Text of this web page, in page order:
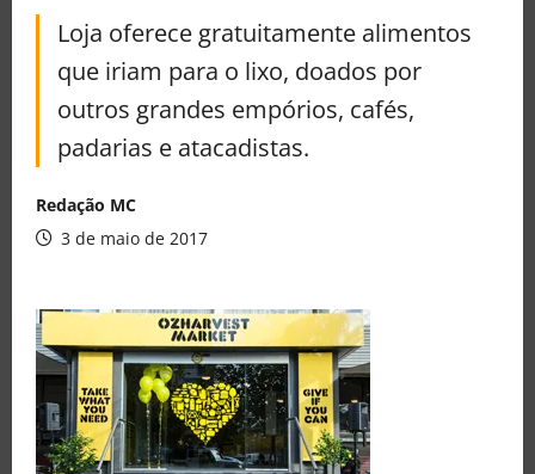
Loja oferece gratuitamente alimentos
que iriam para o lixo, doados por
outros grandes empórios, cafés,
padarias e atacadistas.
Redação MC
3 de maio de 2017